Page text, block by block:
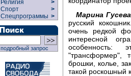
Религия
>
Спорт
>
Спецпрограммы >
подробный запрос
Марина
русский
очень редкой
интересной
особенность:
"трансформер",
брошки, колье,
такой роскошный